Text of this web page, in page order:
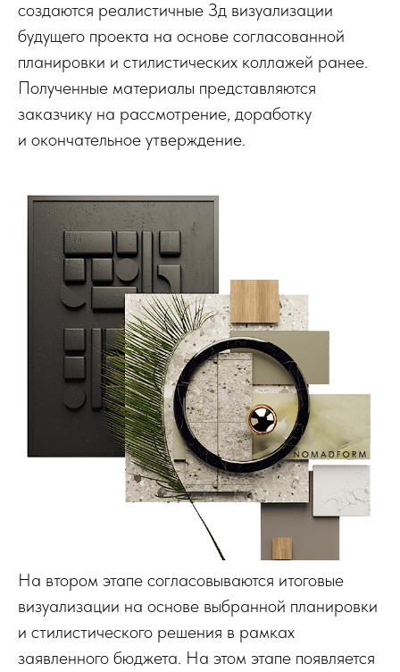
создаются реалистичные Зд визуализации
будущего проекта на основе согласованной
планировки и стилистических коллажей ранее.
Полученные материалы представляются
заказчику на рассмотрение, доработку
и окончательное утверждение.
На втором этапе согласовываются итоговые
визуализации на основе выбранной планировки
и стилистического решения в рамках
заявленного бюджета. На этом этапе появляется